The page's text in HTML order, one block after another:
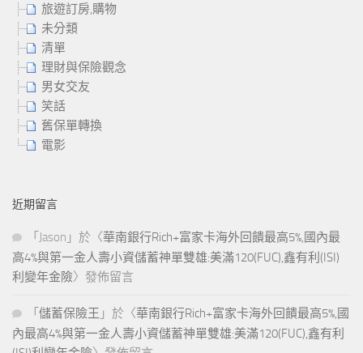
旅遊訂房,購物
未分類
清單
理財與保險觀念
男女交友
笑話
舊保單轉換
電影
近期留言
「 Jason 」於〈華南銀行Rich+富家卡海外回饋最高5%,國內最
高4%與第一金人壽小資儲蓄神單雙雄:美滿120(FUC),鑫有利(ISI)
利變年金險〉發佈留言
「 儲蓄保險王 」於〈華南銀行Rich+富家卡海外回饋最高5%,國
內最高4%與第一金人壽小資儲蓄神單雙雄:美滿120(FUC),鑫有利